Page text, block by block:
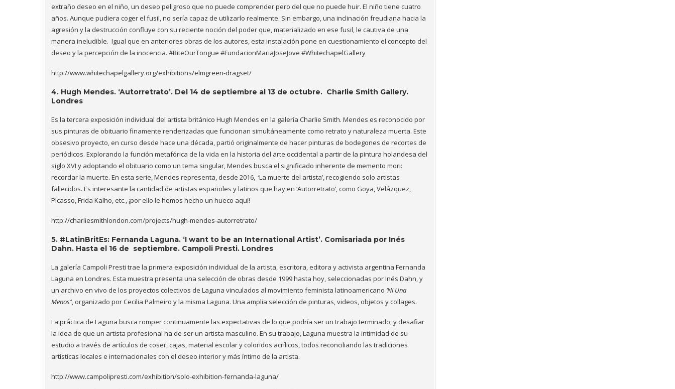
extraño deseo en el niño, un deseo peligroso que no puede comprender pero del que no puede huir. El niño tiene cuatro
años. Aunque pudiera coger el fusil, no sería capaz de utilizarlo realmente. Sin embargo, una inclinación freudiana hacia la
agresión y la destrucción confluye con su reciente noción del poder que, materializado en ese fusil, le cautiva de una
manera ineludible. Igual que en anteriores obras de los autores, esta instalación pone en cuestionamiento el concepto del
deseo y la percepción de la inocencia. #BiteOurTongue #FundacionMariaJoseJove #WhitechapelGallery
http://www.whitechapelgallery.org/exhibitions/elmgreen-dragset/
4. Hugh Mendes. ‘Autorretrato’. Del 14 de septiembre al 13 de octubre. Charlie Smith Gallery.
Londres
Es la tercera exposición individual del artista británico Hugh Mendes en la galería Charlie Smith. Mendes es reconocido por
sus pinturas de obituario finamente renderizadas que funcionan simultáneamente como retrato y naturaleza muerta. Este
obsesivo proyecto, en curso desde hace una década, partió originalmente de hacer pinturas de bodegones de recortes de
periódicos. Explorando la función metafórica de la vida en la historia del arte occidental a partir de la pintura holandesa del
siglo XVI y adoptando el obituario como un tema singular, Mendes busca el significado inherente de memento mori:
recordar la muerte. En esta serie, Mendes representa, desde 2016, ‘La muerte del artista’, recogiendo solo artistas
fallecidos. Es interesante la cantidad de artistas españoles y latinos que hay en ‘Autorretrato’, como Goya, Velázquez,
Picasso, Frida Kalho, etc., ¡por ello le hemos hecho un hueco aquí!
http://charliesmithlondon.com/projects/hugh-mendes-autorretrato/
5. #LatinBritEs: Fernanda Laguna. ‘I want to be an International Artist’. Comisariada por Inés
Dahn. Hasta el 16 de septiembre. Campoli Presti. Londres
La galería Campoli Presti trae la primera exposición individual de la artista, escritora, editora y activista argentina Fernanda
Laguna en Londres. Esta muestra presenta una selección de obras desde 1999 hasta hoy, seleccionadas por Inés Dahn, y
un archivo en vivo de los proyectos colectivos de Laguna vinculados al movimiento feminista latinoamericano ‘Ni Una
Menos’‘, organizado porCecilia Palmeiro y la misma Laguna. Una amplia selección de pinturas, videos, objetos y collages.
La práctica de Laguna busca romper continuamente las expectativas de lo que podría ser un trabajo terminado, y desafiar
la idea de que un artista profesional ha de ser un artista masculino. En su trabajo, Laguna muestra la intimidad de su
estudio a través de artículos de coser, cajas, material escolar y coloridos acrílicos, todos reconciliando las tradiciones
artísticas locales e internacionales con el deseo interior y más íntimo de la artista.
http://www.campolipresti.com/exhibition/solo-exhibition-fernanda-laguna/